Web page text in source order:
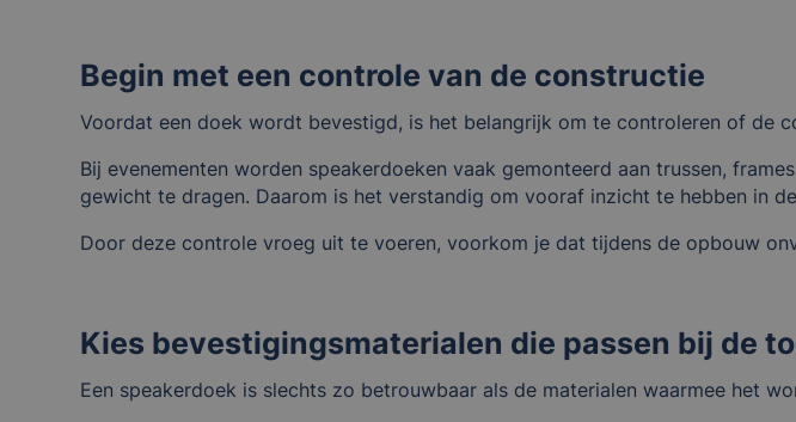
Begin met een controle van de constructie
Voordat een doek wordt bevestigd, is het belangrijk om te controleren of de
Bij evenementen worden speakerdoeken vaak gemonteerd aan trussen,
gewicht te dragen. Daarom is het verstandig om vooraf inzicht te hebben in
Door deze controle vroeg uit te voeren, voorkom je dat tijdens de opbouw
Kies bevestigingsmaterialen die passen bij de
Een speakerdoek is slechts zo betrouwbaar als de materialen waarmee het